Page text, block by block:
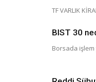
TF VARLIK
BIST 30
Borsada işlem